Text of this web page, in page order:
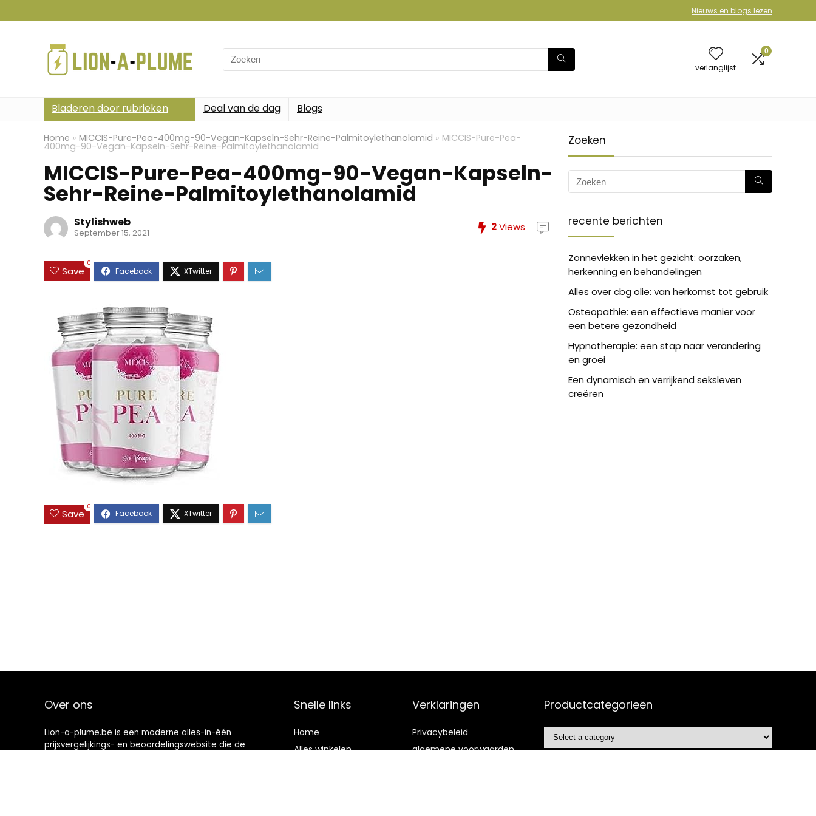
Nieuws en blogs lezen
Search
for:
verlanglijst
0
Bladeren door rubrieken Deal van de dag Blogs
Home » MICCIS-Pure-Pea-400mg-90-Vegan-Kapseln-Sehr-Reine-Palmitoylethanolamid » MICCIS-Pure-Pea-
400mg-90-Vegan-Kapseln-Sehr-Reine-Palmitoylethanolamid
MICCIS-Pure-Pea-400mg-90-Vegan-Kapseln-
Sehr-Reine-Palmitoylethanolamid
Stylishweb
September 15, 2021 2Views
Save
0
Save
0
Zoeken
recente berichten
Zonnevlekken in het gezicht: oorzaken,
herkenning en behandelingen
Alles over cbg olie: van herkomst tot gebruik
Osteopathie: een effectieve manier voor
een betere gezondheid
Hypnotherapie: een stap naar verandering
en groei
Een dynamisch en verrijkend seksleven
creëren
Over ons
Lion-a-plume.be is een moderne alles-in-één
prijsvergelijkings- en beoordelingswebsite die de
Snelle links
Home
Alles winkelen
Verklaringen
Privacybeleid
algemene voorwaarden
Productcategorieën